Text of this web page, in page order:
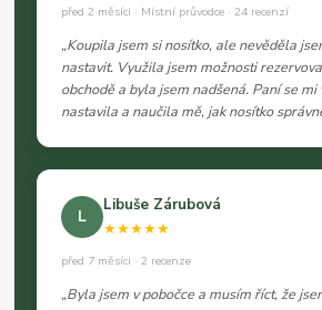
před 2 měsíci · Místní průvodce · 24 recenzí
„Koupila jsem si nosítko, ale nevěděla
nastavit. Využila jsem možnosti
obchodě a byla jsem nadšená. Paní se mi
nastavila a naučila mě, jak nosítko
L
Libuše Zárubová
★★★★★
před 7 měsíci · 2 recenze
„Byla jsem v pobočce a musím říct, že